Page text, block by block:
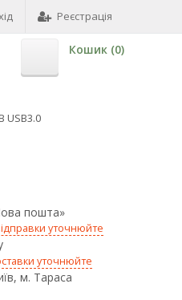
Реєстрація
Кошик (0)
USB3.0
пошта»
уточнюйте
уточнюйте
м. Тараса